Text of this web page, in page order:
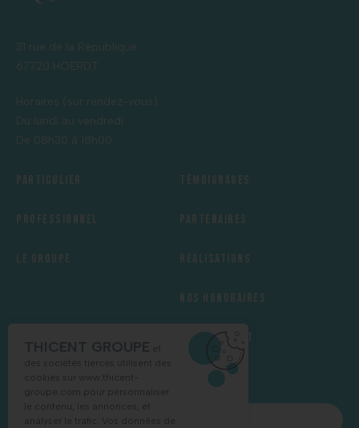
31 rue de la République
67720 HOERDT
Horaires (sur rendez-vous) :
Du lundi au vendredi
De 08h30 à 18h00
Particulier
Professionnel
Le groupe
Témoignages
Partenaires
Réalisations
Nos honoraires
Recrutement
THICENT GROUPE